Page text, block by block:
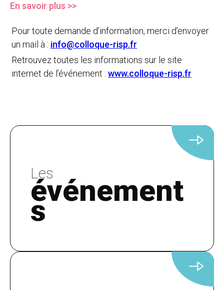
En savoir plus >>
Pour toute demande d’information, merci d’envoyer
un mail à : info@colloque-risp.fr
Retrouvez toutes les informations sur le site
internet de l’événement : www.colloque-risp.fr
Les
événement
s